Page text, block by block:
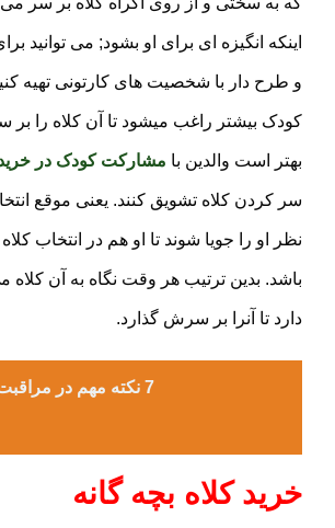
اینکه انگیزه ای برای او بشود; می توانید
و طرح دار با شخصیت های کارتونی تهیه
کودک بیشتر راغب میشود تا آن کلاه را بر
بهتر است والدین با مشارکت کودک در
سر کردن کلاه تشویق کنند. یعنی موقع
نظر او را جویا شوند تا او هم در انتخاب
باشد. بدین ترتیب هر وقت نگاه به آن کلاه
دارد تا آنرا بر سرش گذارد.
7 نکته مهم در
خرید کلاه بچه گانه